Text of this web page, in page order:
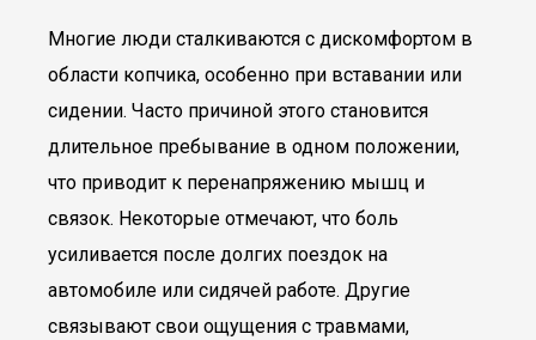
Многие люди сталкиваются с дискомфортом в
области копчика, особенно при вставании или
сидении. Часто причиной этого становится
длительное пребывание в одном положении,
что приводит к перенапряжению мышц и
связок. Некоторые отмечают, что боль
усиливается после долгих поездок на
автомобиле или сидячей работе. Другие
связывают свои ощущения с травмами,